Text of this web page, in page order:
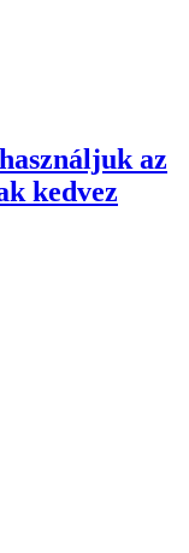
az
kedvez